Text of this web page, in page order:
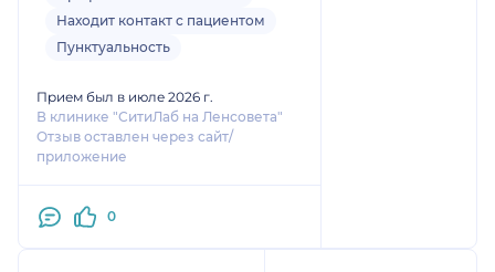
Находит контакт с пациентом
Пунктуальность
Прием был в июле 2026 г.
В клинике "СитиЛаб на Ленсовета"
Отзыв оставлен через сайт/
приложение
0